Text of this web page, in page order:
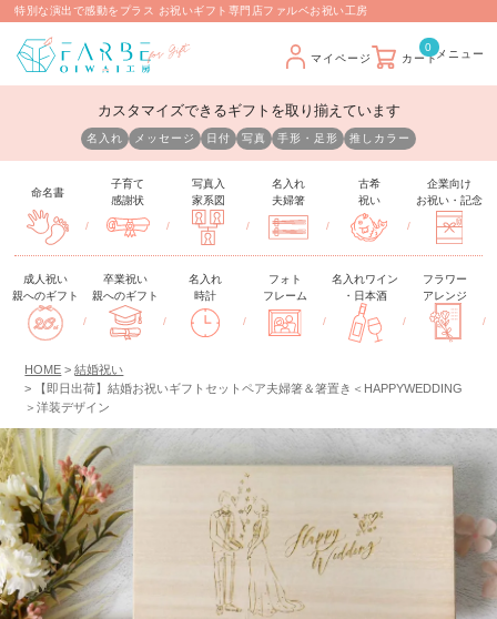
特別な演出で感動をプラス お祝いギフト専門店ファルベお祝い工房
マイページ
0
カート
カスタマイズできるギフトを取り揃えています
名入れ メッセージ 日付 写真 手形・足形 推しカラー
命名書
/
子育て
感謝状
/
写真入
家系図
/
名入れ
夫婦箸
/
古希
祝い
/
企業向け
お祝い・記念
成人祝い
親へのギフト
/
卒業祝い
親へのギフト
/
名入れ
時計
/
フォト
フレーム
/
名入れワイン
・日本酒
/
フラワー
アレンジ
/
HOME
結婚祝い
【即日出荷】結婚お祝いギフトセットペア夫婦箸＆箸置き＜HAPPYWEDDING
＞洋装デザイン